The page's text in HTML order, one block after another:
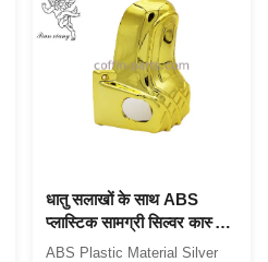
2pcs 66cm short steel bars
Item Name TX-Model 3#
धातु सलाखों के साथ ABS
प्लास्टिक सामग्री सिल्वर कास्केट
कोनों कास्केट हार्डवेयर
ABS Plastic Material Silver